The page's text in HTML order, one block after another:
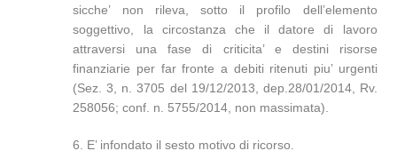
sicche’ non rileva, sotto il profilo dell’elemento
soggettivo, la circostanza che il datore di lavoro
attraversi una fase di criticita’ e destini risorse
finanziarie per far fronte a debiti ritenuti piu’ urgenti
(Sez. 3, n. 3705 del 19/12/2013, dep.28/01/2014, Rv.
258056; conf. n. 5755/2014, non massimata).
6. E’ infondato il sesto motivo di ricorso.